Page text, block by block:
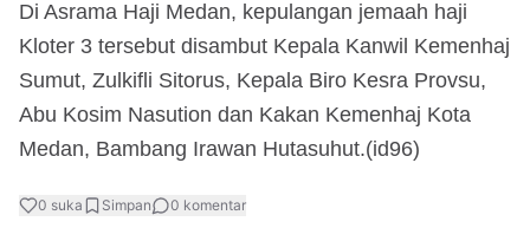
Di Asrama Haji Medan, kepulangan jemaah haji
Kloter 3 tersebut disambut Kepala Kanwil Kemenhaj
Sumut, Zulkifli Sitorus, Kepala Biro Kesra Provsu,
Abu Kosim Nasution dan Kakan Kemenhaj Kota
Medan, Bambang Irawan Hutasuhut.(id96)
0 suka Simpan 0 komentar